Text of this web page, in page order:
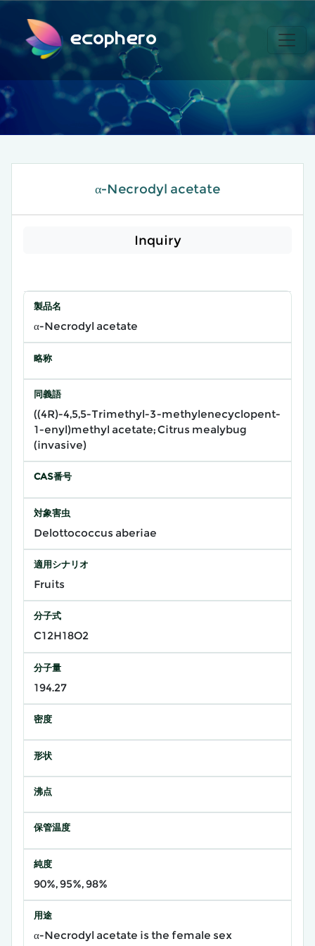
ecophero
α-Necrodyl acetate
Inquiry
製品名
α-Necrodyl acetate
略称
同義語
((4R)-4,5,5-Trimethyl-3-methylenecyclopent-
1-enyl)methyl acetate; Citrus mealybug
(invasive)
CAS番号
対象害虫
Delottococcus aberiae
適用シナリオ
Fruits
分子式
C12H18O2
分子量
194.27
密度
形状
沸点
保管温度
純度
90%, 95%, 98%
用途
α-Necrodyl acetate is the female sex